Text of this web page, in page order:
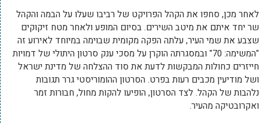
לאחר מכן, סחפו את הקהל הפרויקט של רביבו שעלו על הבמה והקהל
שר יחד איתם את מיטב השירים. בסיום המופע ולאחר מטח זיקוקים
שצבע את שמי העיר, עלתה הפקה מקומית שבוימה במיוחד לאירוע זה
"המשימה: 70" ובמסגרתה הוקרן על מסכי ענק סרטון היתולי של דמויות
חייזרים כחולות המבקשות לדעת את סוד ההצלחה של מדינת ישראל
ושל מודיעין מכבים רעות בפרט. הסרטון ההומוריסטי גרר תגובות
נלהבות של הקהל. לצד הסרטון, הופיעו להקות מחול, חבורות זמר
ואקרובטיקה מהעיר.